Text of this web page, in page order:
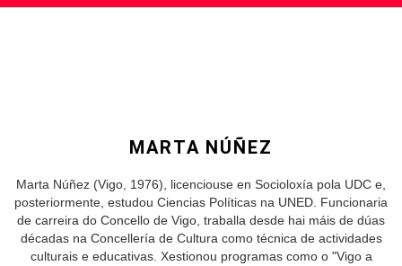
MARTA NÚÑEZ
Marta Núñez (Vigo, 1976), licenciouse en Socioloxía pola UDC e,
posteriormente, estudou Ciencias Políticas na UNED. Funcionaria
de carreira do Concello de Vigo, traballa desde hai máis de dúas
décadas na Concellería de Cultura como técnica de actividades
culturais e educativas. Xestionou programas como o "Vigo a